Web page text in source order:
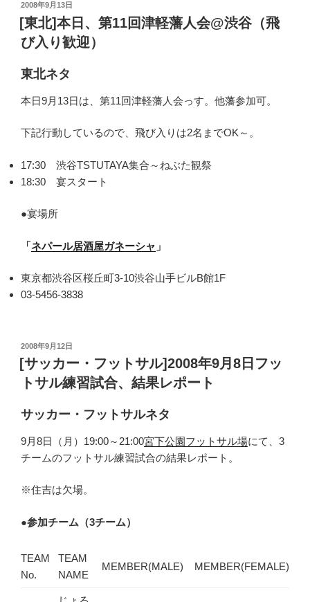
投
稿
日:
2008年9月13日
[東北]本日、第11回津軽藩人会@渋谷（飛
び入り歓迎）
東北ネタ
本日9月13日は、第11回津軽藩人会っす。他藩参加可。
下記行動しているので、飛び入りは2名までOK～。
17:30 渋谷TSTUTAYA集合～ねぶた観祭
18:30 宴スタート
●宴場所
「ネパール居酒屋ガネーシャ 」
東京都渋谷区桜丘町3-10渋谷山手ビルB館1F
03-5456-3838
投
稿
日:
2008年9月12日
[サッカー・フットサル]2008年9月8日フッ
トサル練習試合、結果レポート
サッカー・フットサルネタ
9月8日（月）19:00～21:00宮下公園フットサル場にて、3
チームのフットサル練習試合の結果レポート。
※住吉は欠場。
●参加チーム（3チーム）
TEAM
No.
TEAM
NAME
MEMBER(MALE) MEMBER(FEMALE)